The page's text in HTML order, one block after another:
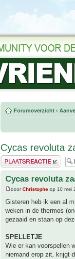
Forumoverzicht ‹
Cycas revoluta
Plaats een reactie
Cycas revoluta
doorChristophe op 10 mei
Gisteren heb ik een al
weken in de thermos
gezaaid en staan op
SPELLETJE
Wie er kan voorspellen
niemand erop zit, krijgt